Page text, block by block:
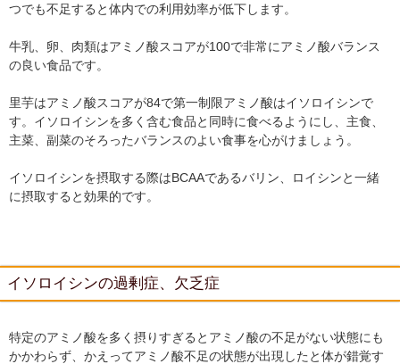
つでも不足すると体内での利用効率が低下します。
牛乳、卵、肉類はアミノ酸スコアが100で非常にアミノ酸バランス
の良い食品です。
里芋はアミノ酸スコアが84で第一制限アミノ酸はイソロイシンで
す。イソロイシンを多く含む食品と同時に食べるようにし、主食、
主菜、副菜のそろったバランスのよい食事を心がけましょう。
イソロイシンを摂取する際はBCAAであるバリン、ロイシンと一緒
に摂取すると効果的です。
イソロイシンの過剰症、欠乏症
特定のアミノ酸を多く摂りすぎるとアミノ酸の不足がない状態にも
かかわらず、かえってアミノ酸不足の状態が出現したと体が錯覚す